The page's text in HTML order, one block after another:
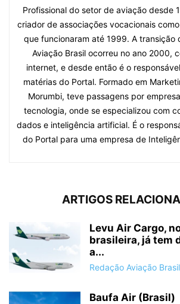
Profissional do setor de aviação desde
criador de associações vocacionais
que funcionaram até 1999. A transição
Aviação Brasil ocorreu no ano 2000,
internet, e desde então é o
matérias do Portal. Formado em
Morumbi, teve passagens por
tecnologia, onde se especializou com
dados e inteligência artificial. É o
do Portal para uma empresa de
ARTIGOS
Levu Air Cargo,
brasileira, já tem
a...
Redação Aviação Brasil
Baufa Air (Brasil)